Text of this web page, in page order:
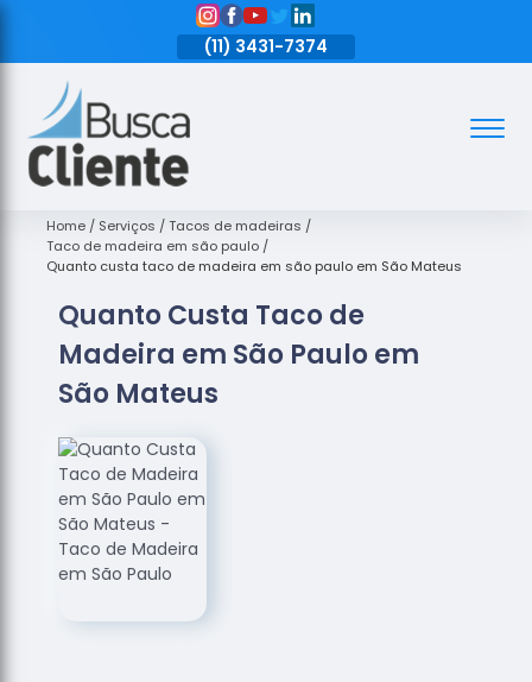
(11) 3431-7374
Assoalhos
de Madeira
Decks de
Empresas
de
Assoalhos
de Madeira
Loja de
Assoalhos
Raspagem
Assoalhos
Home Serviços
Tacos de madeiras
Taco de madeira em são paulo
Quanto custa taco de madeira em são paulo em São Mateus
Quanto Custa Taco de
Madeira em São Paulo em
São Mateus